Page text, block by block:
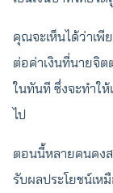
คุณจะเห็นได้ว่าเพี
ต่อค่าเงินที่นายจิต
ในทันที ซึ่งจะทำใ
ไป
ตอนนี้หลายคนคงส
รับผลประโยชน์เห